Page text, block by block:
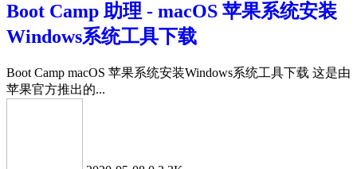
Boot Camp 助理 - macOS 苹果系统安装
Windows系统工具下载
Boot Camp macOS 苹果系统安装Windows系统工具下载 这是由
苹果官方推出的...